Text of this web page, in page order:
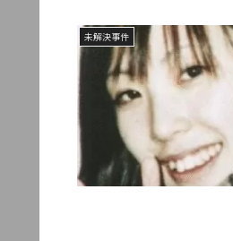
未解決事件